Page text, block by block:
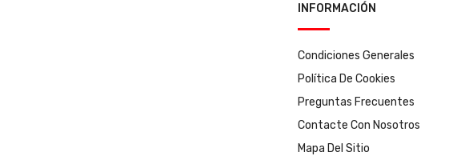
INFORMACIÓN
Condiciones Generales
Política De Cookies
Preguntas Frecuentes
Contacte Con Nosotros
Mapa Del Sitio